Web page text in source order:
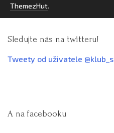
ThemezHut.
Sledujte nás na twitteru!
Tweety od uživatele
A na facebooku